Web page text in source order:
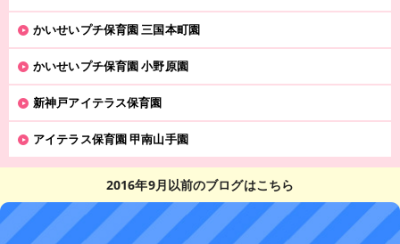
かいせいプチ保育園 三国本町園
かいせいプチ保育園 小野原園
新神戸アイテラス保育園
アイテラス保育園 甲南山手園
2016年9月以前のブログはこちら